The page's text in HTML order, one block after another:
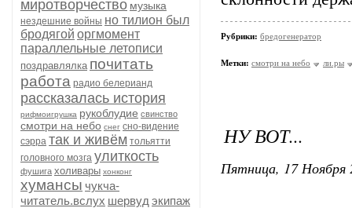
миротворчество музыка
нездешние войны но тилион был
бродягой оргмомент
параллельные летописи
поздравлялка почитать
работа радио белерианд
рассказалась история
рифмоигрушка рукоблудие свинство
смотри на небо снег сно-видение
сэрра так и живём тольятти
головного мозга улиткость
фушига холивары хонконг
хумансы чукча-
читатель.вслух шервуд экипаж
Рубрики: бредогенератор
Метки: смотри на небо ли.ры
НУ ВОТ...
Пятница, 17 Ноября